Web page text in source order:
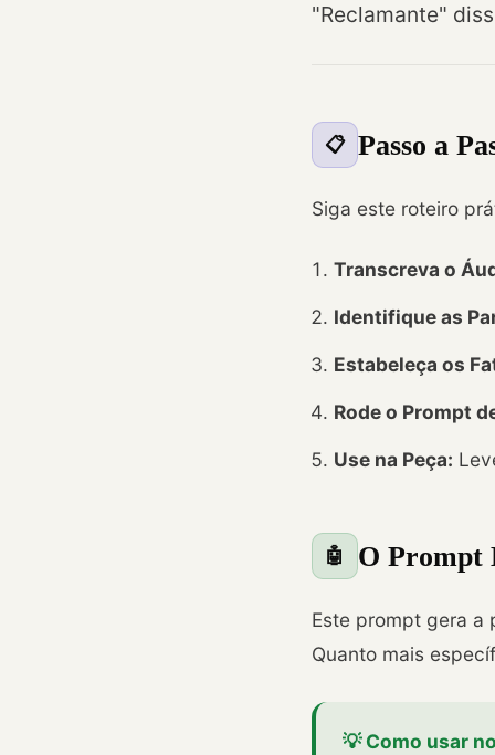
"Reclamante"
📋 Passo a
Siga este roteiro
Transcreva o
Identifique as
Estabeleça os
Rode o Prompt
Use na Peça:
🤖 O Prompt
Este prompt gera a
Quanto mais
💡 Como usar